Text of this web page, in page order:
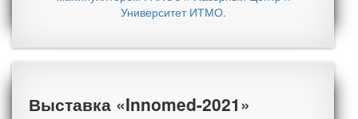
Выставка «Innomed-2021»